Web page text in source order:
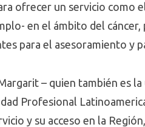
ofrecer un servicio como
en el ámbito del
para el asesoramiento y
– quien también es
Profesional
y su acceso en la